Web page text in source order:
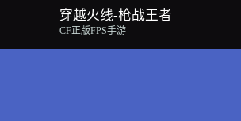
穿越火线-枪战王者
CF正版FPS手游